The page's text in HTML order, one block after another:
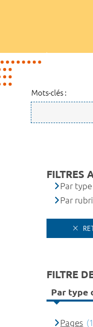
Mots-clés :
FILTRES
Par
Par
FILTRE
Par type
Pages